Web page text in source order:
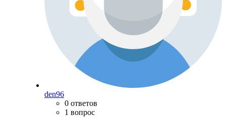
den96
0 ответов
1 вопрос